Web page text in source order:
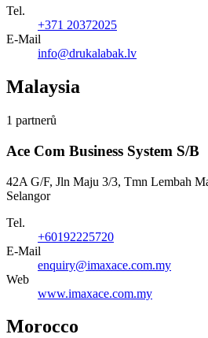
Tel.
+371 20372025
E-Mail
info@drukalabak.lv
Malaysia
1 partnerů
Ace Com Business System S/B
42A G/F, Jln Maju 3/3, Tmn Lembah
Selangor
Tel.
+60192225720
E-Mail
enquiry@imaxace.com.my
Web
www.imaxace.com.my
Morocco